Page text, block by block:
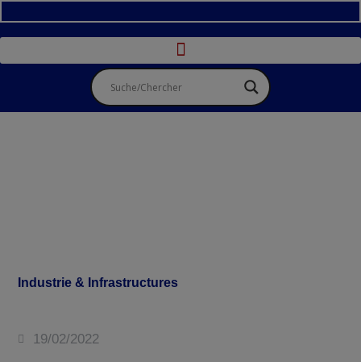
Industrie & Infrastructures
19/02/2022